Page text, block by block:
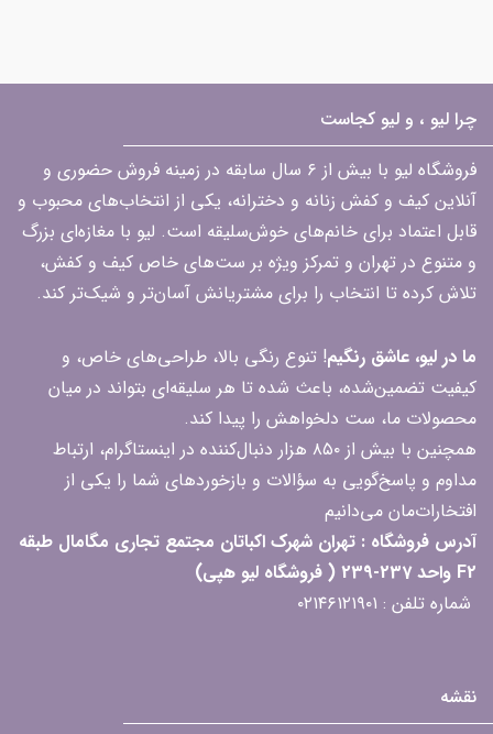
چرا لیو ، و لیو کجاست
فروشگاه لیو با بیش از ۶ سال سابقه در زمینه فروش حضوری و
آنلاین کیف و کفش زنانه و دخترانه، یکی از انتخاب‌های محبوب و
قابل اعتماد برای خانم‌های خوش‌سلیقه است. لیو با مغازه‌ای بزرگ
و متنوع در تهران و تمرکز ویژه بر ست‌های خاص کیف و کفش،
تلاش کرده تا انتخاب را برای مشتریانش آسان‌تر و شیک‌تر کند.
ما در لیو، عاشق رنگیم! تنوع رنگی بالا، طراحی‌های خاص، و
کیفیت تضمین‌شده، باعث شده تا هر سلیقه‌ای بتواند در میان
محصولات ما، ست دلخواهش را پیدا کند.
همچنین با بیش از ۸۵۰ هزار دنبال‌کننده در اینستاگرام، ارتباط
مداوم و پاسخ‌گویی به سؤالات و بازخوردهای شما را یکی از
افتخارات‌مان می‌دانیم
آدرس فروشگاه : تهران شهرک اکباتان مجتمع تجاری مگامال طبقه
F2 واحد 237-239 ( فروشگاه لیو هپی)
شماره تلفن : ۰۲۱۴۶۱۲۱۹۰۱
نقشه